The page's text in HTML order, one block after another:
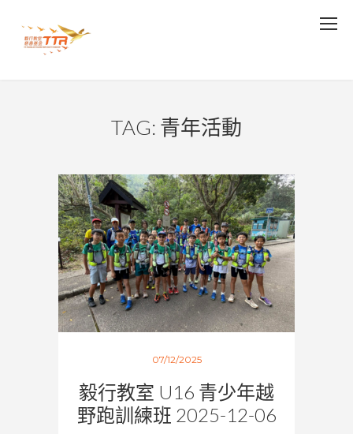
TAG: 青年活動
07/12/2025
毅行教室 U16 青少年越
野跑訓練班 2025-12-06